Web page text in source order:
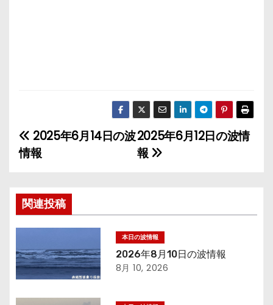
投
稿
ナ
ビ
ゲ
ー
シ
2025年6月12日の波情
報
2025年6月14日の波
情報
関連投稿
本日の波情報
2026年8月10日の波情報
8月 10, 2026